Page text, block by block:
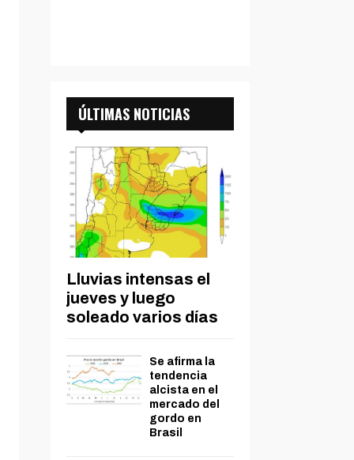
ÚLTIMAS NOTICIAS
Lluvias intensas el
jueves y luego
soleado varios días
Se afirma la
tendencia
alcista en el
mercado del
gordo en
Brasil